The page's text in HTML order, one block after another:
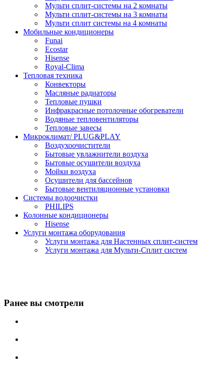
Мульти сплит-системы на 2 комнаты
Мульти сплит-системы на 3 комнаты
Мульти сплит системы на 4 комнаты
Мобильные кондиционеры
Funai
Ecostar
Hisense
Royal-Clima
Тепловая техника
Конвекторы
Масляные радиаторы
Тепловые пушки
Инфракрасные потолочные обогреватели
Водяные тепловентиляторы
Тепловые завесы
Микроклимат/ PLUG&PLAY
Воздухоочистители
Бытовые увлажнители воздуха
Бытовые осушители воздуха
Мойки воздуха
Осушители для бассейнов
Бытовые вентиляционные установки
Системы водоочистки
PHILIPS
Колонные кондиционеры
Hisense
Услуги монтажа оборудования
Услуги монтажа для Настенных сплит-систем
Услуги монтажа для Мульти-Сплит систем
Ранее вы смотрели